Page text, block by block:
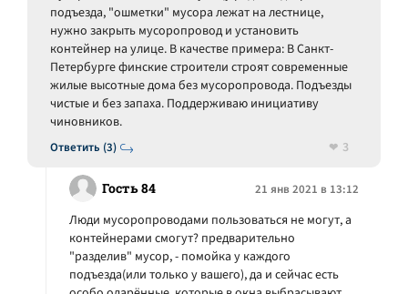
Ответить (3)
подъезда, "ошметки" мусора лежат на лестнице,
нужно закрыть мусоропровод и установить
контейнер на улице. В качестве примера: В Санкт-
Петербурге финские строители строят современные
жилые высотные дома без мусоропровода. Подъезды
чистые и без запаха. Поддерживаю инициативу
чиновников.
3
Гость 84 21 янв 2021 в 13:12
Люди мусоропроводами пользоваться не могут, а
контейнерами смогут? предварительно
"разделив" мусор, - помойка у каждого
подъезда(или только у вашего), да и сейчас есть